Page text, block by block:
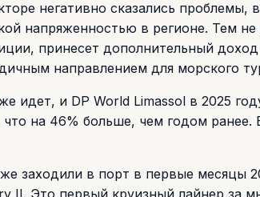
негативно сказались проблемы,
напряженностью в регионе. Тем
принесет дополнительный доход
направлением для морского
идет, и DP World Limassol в 2025
на 46% больше, чем годом ранее.
заходили в порт в первые месяцы
II. Это первый круизный лайнер за